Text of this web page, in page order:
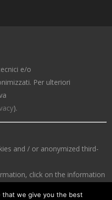
e/o
Per ulteriori
).
and / or anonymized third-
click on the information
that we give you the best